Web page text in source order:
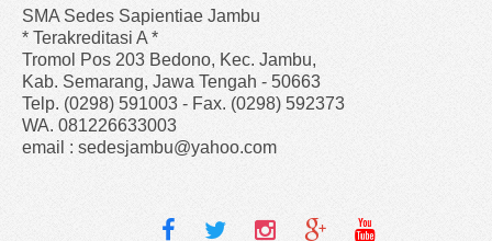
SMA Sedes Sapientiae Jambu
* Terakreditasi A *
Tromol Pos 203 Bedono, Kec. Jambu,
Kab. Semarang, Jawa Tengah - 50663
Telp. (0298) 591003 - Fax. (0298) 592373
WA. 081226633003
email : sedesjambu@yahoo.com